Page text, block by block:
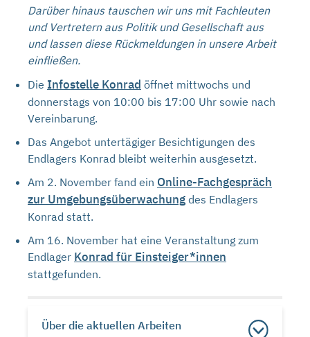
Darüber hinaus tauschen wir uns mit Fachleuten
und Vertretern aus Politik und Gesellschaft aus
und lassen diese Rückmeldungen in unsere Arbeit
einfließen.
Die Infostelle Konrad öffnet mittwochs und
donnerstags von 10:00 bis 17:00 Uhr sowie nach
Vereinbarung.
Das Angebot untertägiger Besichtigungen des
Endlagers Konrad bleibt weiterhin ausgesetzt.
Am 2. November fand ein Online-Fachgespräch
zur Umgebungsüberwachung des Endlagers
Konrad statt.
Am 16. November hat eine Veranstaltung zum
Endlager Konrad für Einsteiger*innen
stattgefunden.
Über die aktuellen Arbeiten